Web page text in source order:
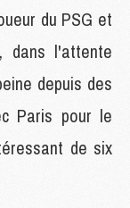
du PSG et
dans l'attente
depuis des
Paris pour le
de six